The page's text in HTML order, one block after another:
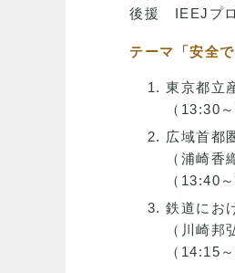
後援 IEEJプ
テーマ「安全
東京都立
（13:30
広域首都
（浦崎
（13:40
鉄道にお
（川崎邦
（14:15